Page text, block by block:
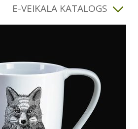
E-VEIKALA KATALOGS